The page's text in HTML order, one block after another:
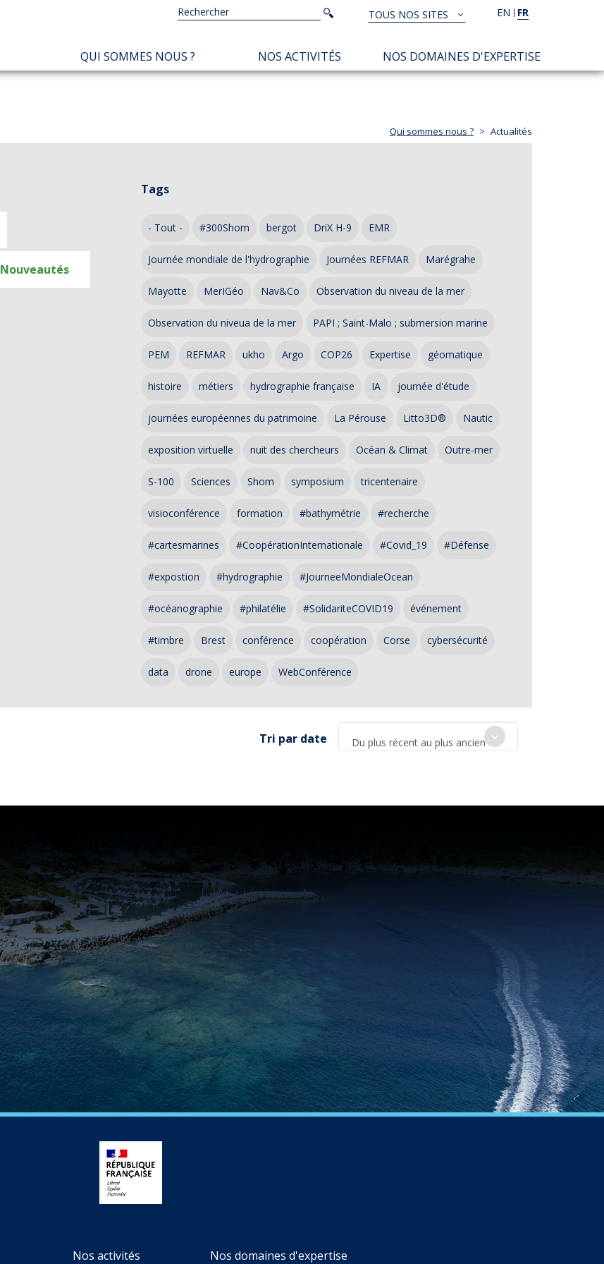
EN FR
TOUS
NOS
SITES
TOUS NOS SITES
Rechercher
Rechercher
NAVIGATION
PRINCIPALE
QUI SOMMES NOUS ? NOS ACTIVITÉS NOS DOMAINES D'EXPERTISE
Qui sommes nous ? Actualités
Nouveautés
Tags
- Tout - #300Shom bergot DriX H-9 EMR
Journée mondiale de l'hydrographie Journées REFMAR Marégrahe
Mayotte MerIGéo Nav&Co Observation du niveau de la mer
Observation du niveua de la mer PAPI ; Saint-Malo ; submersion marine
PEM REFMAR ukho Argo COP26 Expertise géomatique
histoire métiers hydrographie française IA journée d'étude
journées européennes du patrimoine La Pérouse Litto3D® Nautic
exposition virtuelle nuit des chercheurs Océan & Climat Outre-mer
S-100 Sciences Shom symposium tricentenaire
visioconférence formation #bathymétrie #recherche
#cartesmarines #CoopérationInternationale #Covid_19 #Défense
#expostion #hydrographie #JourneeMondialeOcean
#océanographie #philatélie #SolidariteCOVID19 événement
#timbre Brest conférence coopération Corse cybersécurité
data drone europe WebConférence
Tri par date Du plus récent au plus ancien
Nos activités Nos domaines d'expertise